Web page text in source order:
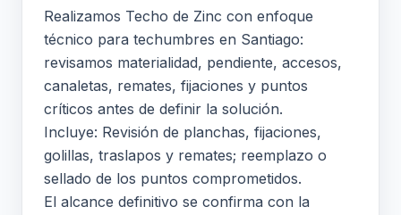
Realizamos Techo de Zinc con enfoque
técnico para techumbres en Santiago:
revisamos materialidad, pendiente, accesos,
canaletas, remates, fijaciones y puntos
críticos antes de definir la solución.
Incluye: Revisión de planchas, fijaciones,
golillas, traslapos y remates; reemplazo o
sellado de los puntos comprometidos.
El alcance definitivo se confirma con la